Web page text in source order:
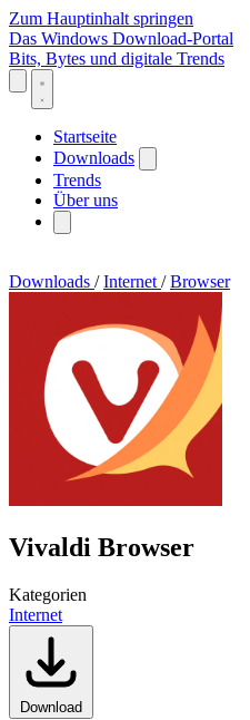
Zum Hauptinhalt springen
Das Windows Download-Portal
Bits, Bytes und digitale Trends
Startseite
Downloads
Trends
Über uns
Downloads / Internet / Browser
Vivaldi Browser
Kategorien
Internet
Download